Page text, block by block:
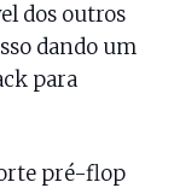
dos outros
dando um
para
pré-flop